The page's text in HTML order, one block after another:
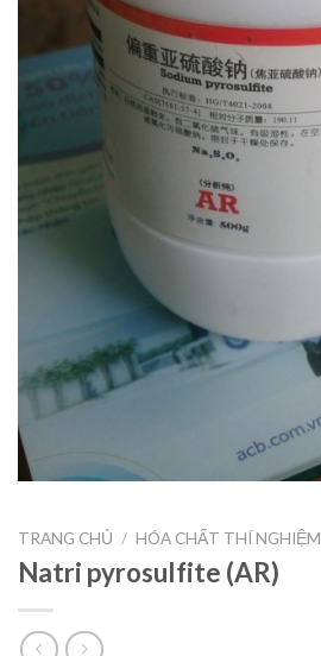
TRANG CHỦ / HÓA CHẤT THÍ NGHIỆM
Natri pyrosulfite (AR)